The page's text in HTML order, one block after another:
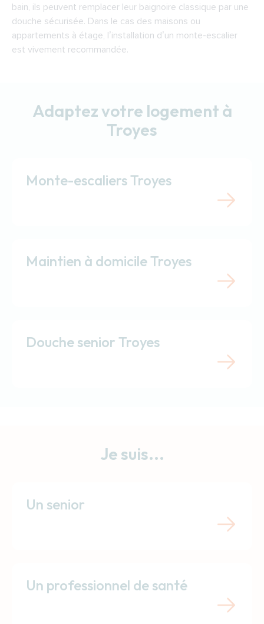
bain, ils peuvent remplacer leur baignoire classique par une
douche sécurisée. Dans le cas des maisons ou
appartements à étage, l’installation d’un monte-escalier
est vivement recommandée.
Adaptez votre logement à
Troyes
Monte-escaliers Troyes
Maintien à domicile Troyes
Douche senior Troyes
Je suis...
Un senior
Un professionnel de santé